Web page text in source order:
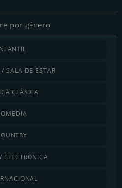
por género
SALA DE ESTAR
CLÁSICA
ELECTRÓNICA